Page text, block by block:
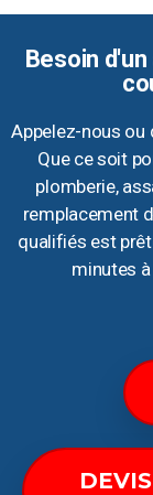
Besoin
Appelez-nous ou
Que ce soit
plomberie,
remplacement
qualifiés est
minutes